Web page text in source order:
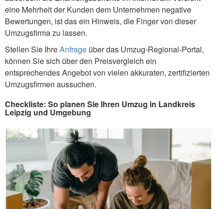
eine Mehrheit der Kunden dem Unternehmen negative
Bewertungen, ist das ein Hinweis, die Finger von dieser
Umzugsfirma zu lassen.
Stellen Sie IhreAnfrage über das Umzug-Regional-Portal,
können Sie sich über den Preisvergleich ein
entsprechendes Angebot von vielen akkuraten, zertifizierten
Umzugsfirmen aussuchen.
Checkliste: So planen Sie Ihren Umzug in Landkreis
Leipzig und Umgebung